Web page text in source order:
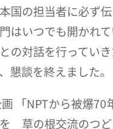
国の担当者に必ず
はいつでも開かれ
の対話を行ってい
懇談を終えました。
「NPTから被爆
草の根交流のつど